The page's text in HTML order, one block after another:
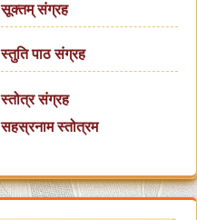
सूक्तम् संग्रह
स्तुति पाठ संग्रह
स्तोत्र संग्रह
सहस्रनाम स्तोत्रम